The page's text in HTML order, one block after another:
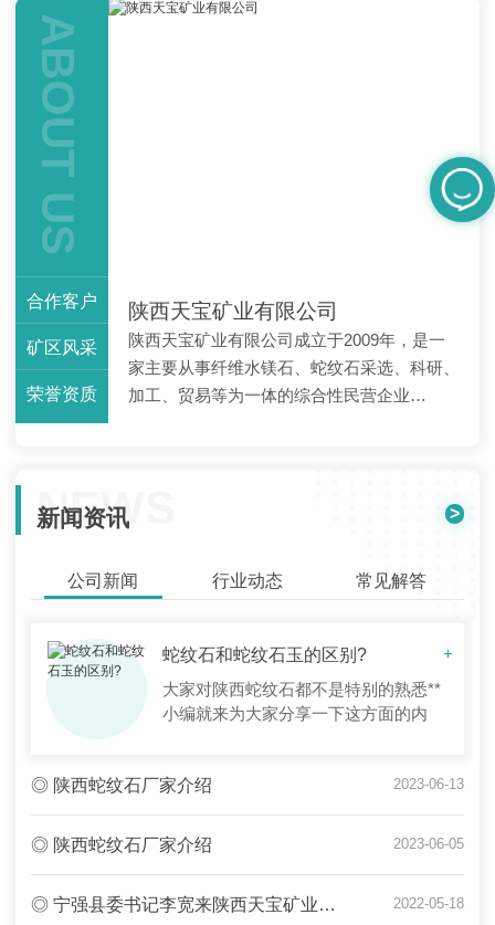
水镁石在空气中不吸水，
还可用作防潮包装纸的填
料
ABOUT US
合作客户
矿区风采
荣誉资质
陕西天宝矿业有限公司
陕西天宝矿业有限公司成立于2009年，是一
家主要从事纤维水镁石、蛇纹石采选、科研、
加工、贸易等为一体的综合性民营企业…
NEWS
新闻资讯 >
公司新闻 行业动态 常见解答
蛇纹石和蛇纹石玉的区别?
+
大家对陕西蛇纹石都不是特别的熟悉**
小编就来为大家分享一下这方面的内
石、利蛇纹石、纤蛇纹石等。它们的颜
色一般常为绿色调，但也有浅灰、...
◎ 陕西蛇纹石厂家介绍 2023-06-13
◎ 陕西蛇纹石厂家介绍 2023-06-05
◎ 宁强县委书记李宽来陕西天宝矿业有限公司调研 2022-05-18